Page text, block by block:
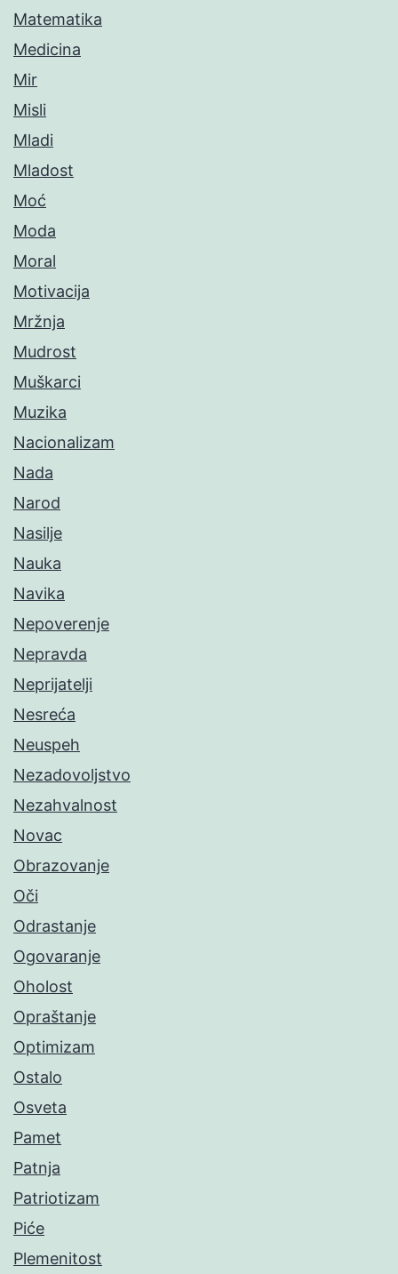
Matematika
Medicina
Mir
Misli
Mladi
Mladost
Moć
Moda
Moral
Motivacija
Mržnja
Mudrost
Muškarci
Muzika
Nacionalizam
Nada
Narod
Nasilje
Nauka
Navika
Nepoverenje
Nepravda
Neprijatelji
Nesreća
Neuspeh
Nezadovoljstvo
Nezahvalnost
Novac
Obrazovanje
Oči
Odrastanje
Ogovaranje
Oholost
Opraštanje
Optimizam
Ostalo
Osveta
Pamet
Patnja
Patriotizam
Piće
Plemenitost